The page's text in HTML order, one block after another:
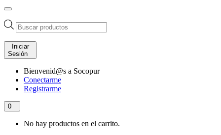
Búsqueda
de
productos
Iniciar
Sesión
Bienvenid@s a Socopur
Conectarme
Registrarme
0
No hay productos en el carrito.